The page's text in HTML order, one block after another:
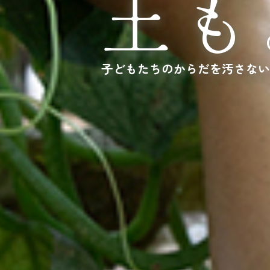
子どもたちのからだを汚さな